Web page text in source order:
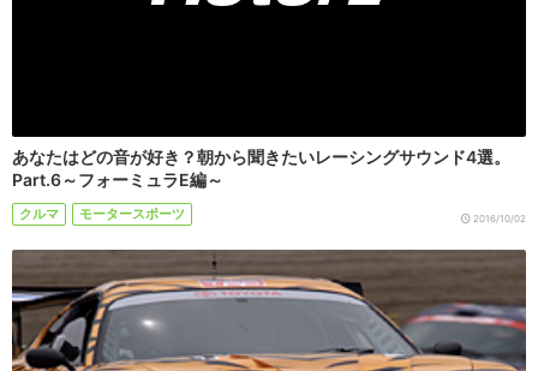
あなたはどの音が好き？朝から聞きたいレーシングサウンド4選。
Part.6～フォーミュラE編～
クルマ モータースポーツ 2016/10/02